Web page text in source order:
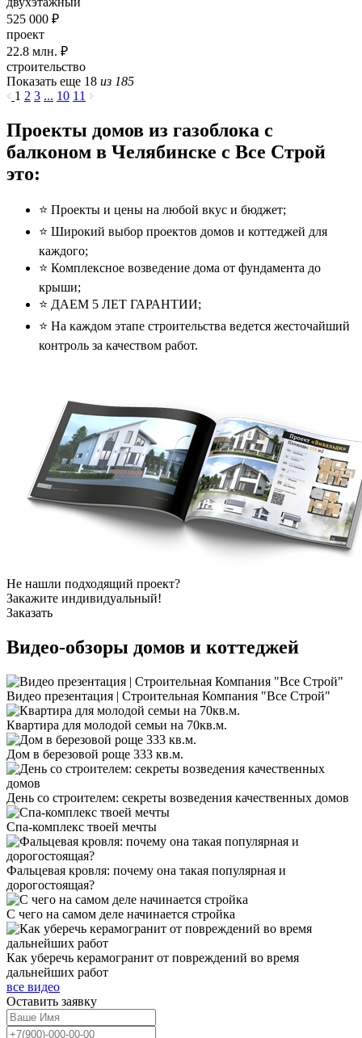
525 000 ₽
проект
22.8 млн. ₽
строительство
Показать еще 18 из 185
1 2 3 ... 10 11
Проекты домов из газоблока с
балконом в Челябинске с Все Строй
это:
⭐️ Проекты и цены на любой вкус и бюджет;
⭐️ Широкий выбор проектов домов и коттеджей для
каждого;
⭐️ Комплексное возведение дома от фундамента до
крыши;
⭐️ ДАЕМ 5 ЛЕТ ГАРАНТИИ;
⭐️ На каждом этапе строительства ведется жесточайший
контроль за качеством работ.
Не нашли подходящий проект?
Закажите индивидуальный!
Заказать
Видео-обзоры домов и коттеджей
Видео презентация | Строительная Компания "Все Строй"
Квартира для молодой семьи на 70кв.м.
Дом в березовой роще 333 кв.м.
День со строителем: секреты возведения качественных домов
Спа-комплекс твоей мечты
Фальцевая кровля: почему она такая популярная и
дорогостоящая?
С чего на самом деле начинается стройка
Как уберечь керамогранит от повреждений во время
дальнейших работ
все видео
Оставить заявку